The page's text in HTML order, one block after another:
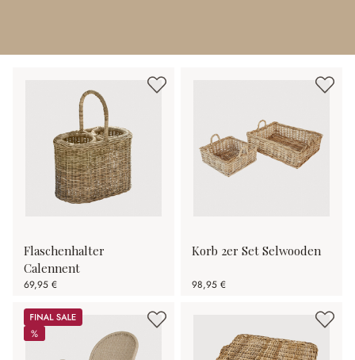
Flaschenhalter
Calennent
69,95 €
Korb 2er Set Selwooden
98,95 €
Sale
%
%